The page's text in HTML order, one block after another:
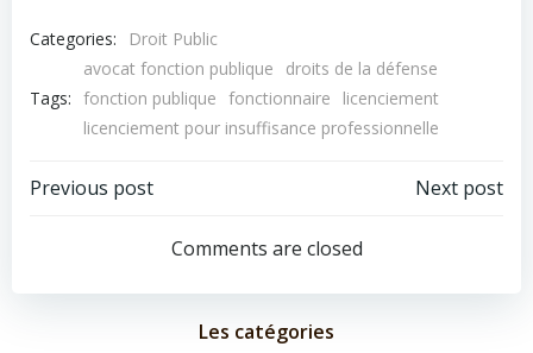
Categories: Droit Public
Tags:
avocat fonction publique
droits de la défense
fonction publique fonctionnaire
licenciement
licenciement pour insuffisance professionnelle
Navigation
l’article
Previous post
Navigation
de
l’article
Next post
Comments are closed
Les catégories